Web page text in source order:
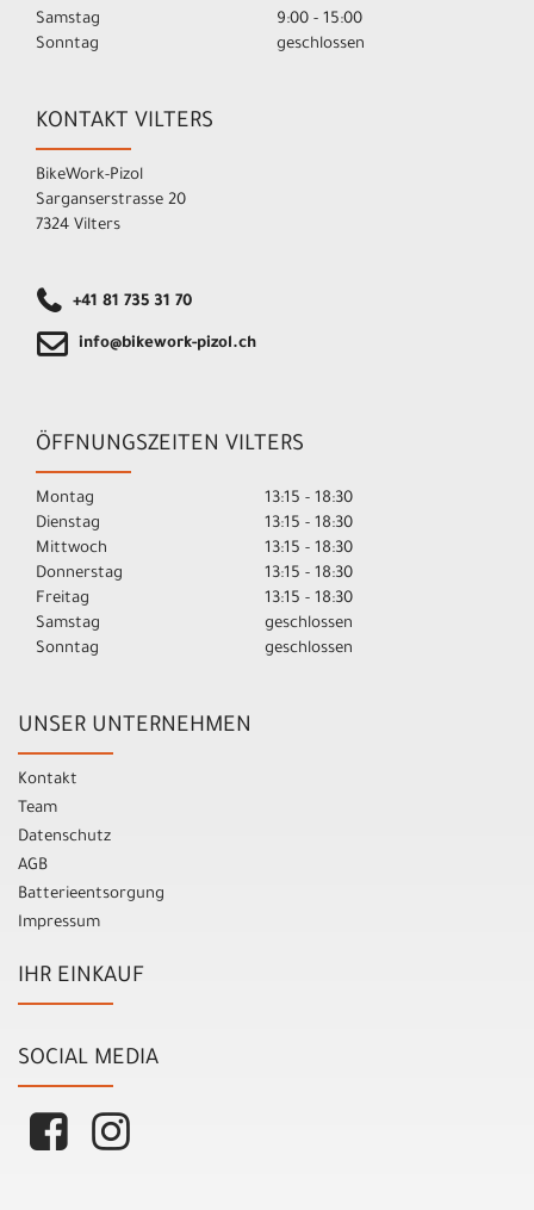
Samstag
9:00 - 15:00
Sonntag
geschlossen
KONTAKT VILTERS
BikeWork-Pizol
Sarganserstrasse 20
7324 Vilters
+41 81 735 31 70
info@bikework-pizol.ch
ÖFFNUNGSZEITEN VILTERS
Montag
13:15 - 18:30
Dienstag
13:15 - 18:30
Mittwoch
13:15 - 18:30
Donnerstag
13:15 - 18:30
Freitag
13:15 - 18:30
Samstag
geschlossen
Sonntag
geschlossen
UNSER UNTERNEHMEN
Kontakt
Team
Datenschutz
AGB
Batterieentsorgung
Impressum
IHR EINKAUF
SOCIAL MEDIA